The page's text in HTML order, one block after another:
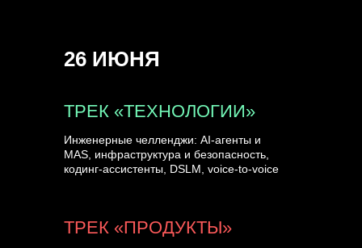
26 ИЮНЯ
ТРЕК «ПРОДУКТЫ»
Инженерные челленджи: AI-агенты и
MAS, инфраструктура и безопасность,
кодинг-ассистенты, DSLM, voice-to-voice
ТРЕК «ТЕХНОЛОГИИ»